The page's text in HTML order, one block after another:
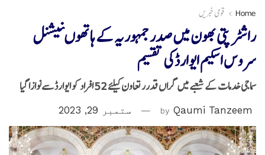
Home قومی خبریں
راشٹرپتی بھون میں صدر جمہوریہ کے ہاتھوںنیشنل
سروس اسکیم ایوارڈکی تقسیم
سماجی خدمات کے شعبے میں گراں قدرر تعاون کیلئے 52 افراد کو ایوارڈسےنوازا گیا
by Qaumi Tanzeem ستمبر 29, 2023